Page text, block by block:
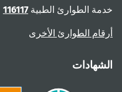
خدمة الطوارئ الطبية116117
أرقام الطوارئ الأخرى
الشهادات